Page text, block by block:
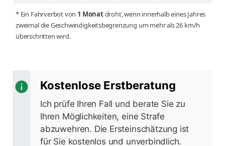
* Ein Fahrverbot von 1 Monatdroht, wenn innerhalb eines Jahres
zweimal die Geschwindigkeitsbegrenzung um mehr als 26 km/h
überschritten wird.
Kostenlose Erstberatung
Ich prüfe Ihren Fall und berate Sie zu
Ihren Möglichkeiten, eine Strafe
abzuwehren. Die Ersteinschätzung ist
für Sie kostenlos und unverbindlich.